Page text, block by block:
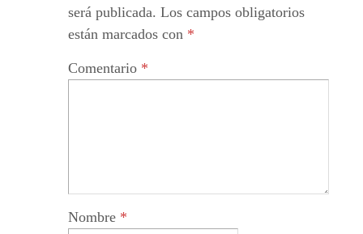
será publicada. Los campos obligatorios
están marcados con *
Comentario *
Nombre *